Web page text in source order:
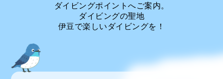
ダイビングポイントへご案内。
ダイビングの聖地
伊豆で楽しいダイビングを！